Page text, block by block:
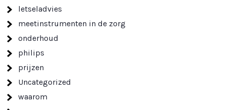
letseladvies
meetinstrumenten in de zorg
onderhoud
philips
prijzen
Uncategorized
waarom